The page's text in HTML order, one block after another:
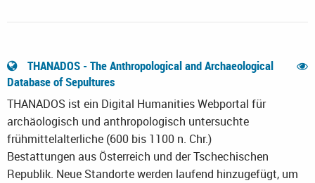
THANADOS - The Anthropological and Archaeological
Database of Sepultures
THANADOS ist ein Digital Humanities Webportal für
archäologisch und anthropologisch untersuchte
frühmittelalterliche (600 bis 1100 n. Chr.)
Bestattungen aus Österreich und der Tschechischen
Republik. Neue Standorte werden laufend hinzugefügt, um